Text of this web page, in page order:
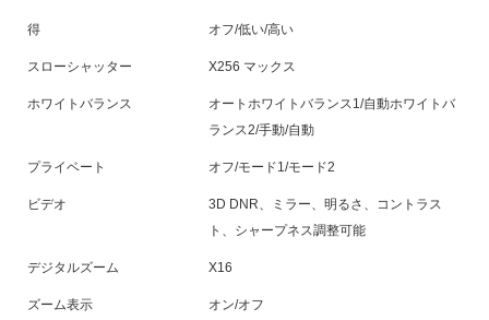
得 オフ/低い/高い
スローシャッター X256 マックス
ホワイトバランス オート ホワイトバランス1/自動ホワイトバ
ランス2/手動/自動
プライベート オフ/モード1/モード2
ビデオ
3D DNR、ミラー、明るさ、コントラス
ト、シャープネス調整可能
デジタルズーム X16
ズーム表示 オン/オフ